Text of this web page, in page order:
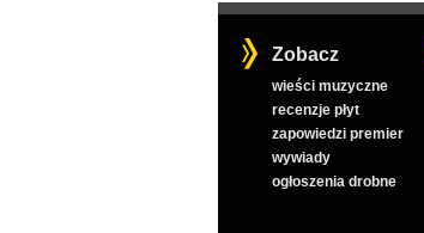
Zobacz
wieści muzyczne
recenzje płyt
zapowiedzi premier
wywiady
ogłoszenia drobne